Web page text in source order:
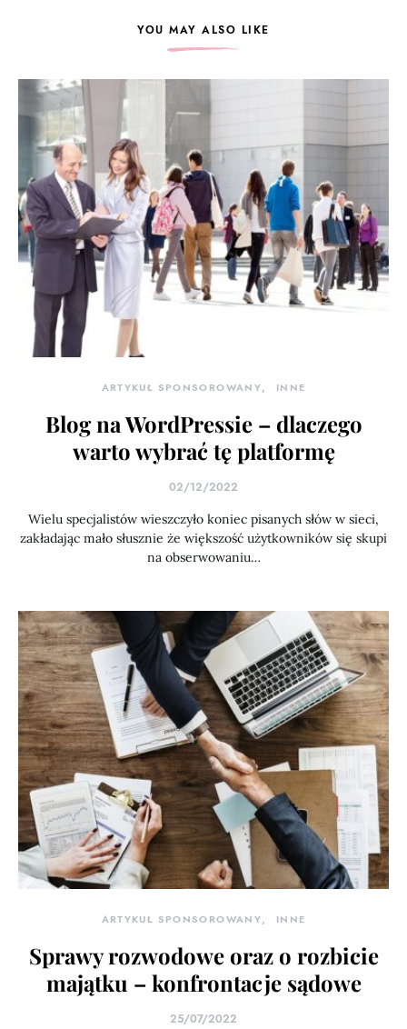
YOU MAY ALSO LIKE
ARTYKUŁ SPONSOROWANY INNE
Blog na WordPressie – dlaczego
warto wybrać tę platformę
02/12/2022
Wielu specjalistów wieszczyło koniec pisanych słów w sieci,
zakładając mało słusznie że większość użytkowników się skupi
na obserwowaniu…
ARTYKUŁ SPONSOROWANY INNE
Sprawy rozwodowe oraz o rozbicie
majątku – konfrontacje sądowe
25/07/2022